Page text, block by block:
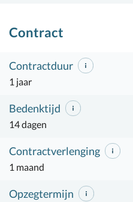
Contract
Contractduur
1 jaar
Bedenktijd
14 dagen
Contractverlenging
1 maand
Opzegtermijn